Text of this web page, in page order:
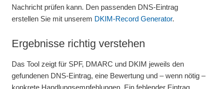
Nachricht prüfen kann. Den passenden DNS-Eintrag
erstellen Sie mit unserem DKIM-Record Generator.
Ergebnisse richtig verstehen
Das Tool zeigt für SPF, DMARC und DKIM jeweils den
gefundenen DNS-Eintrag, eine Bewertung und – wenn nötig –
konkrete Handlungsempfehlungen. Ein fehlender Eintrag